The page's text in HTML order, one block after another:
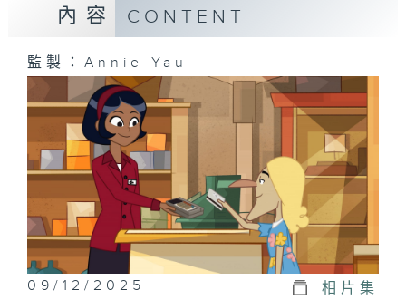
內容 CONTENT
監製：Annie Yau
09/12/2025 相片集